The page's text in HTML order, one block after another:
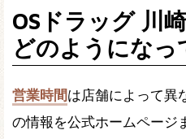
OSドラッグ 川
どのようになっ
営業時間は店舗によって異
の情報を公式ホームページ